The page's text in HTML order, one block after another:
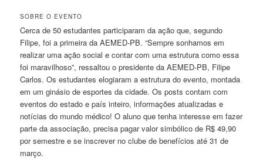
SOBRE O EVENTO
Cerca de 50 estudantes participaram da ação que, segundo
Filipe, foi a primeira da AEMED-PB. “Sempre sonhamos em
realizar uma ação social e contar com uma estrutura como essa
foi maravilhoso”, ressaltou o presidente da AEMED-PB, Filipe
Carlos. Os estudantes elogiaram a estrutura do evento, montada
em um ginásio de esportes da cidade. Os posts contam com
eventos do estado e país inteiro, informações atualizadas e
notícias do mundo médico! O aluno que tenha interesse em fazer
parte da associação, precisa pagar valor simbólico de R$ 49,90
por semestre e se inscrever no clube de benefícios até 31 de
março.